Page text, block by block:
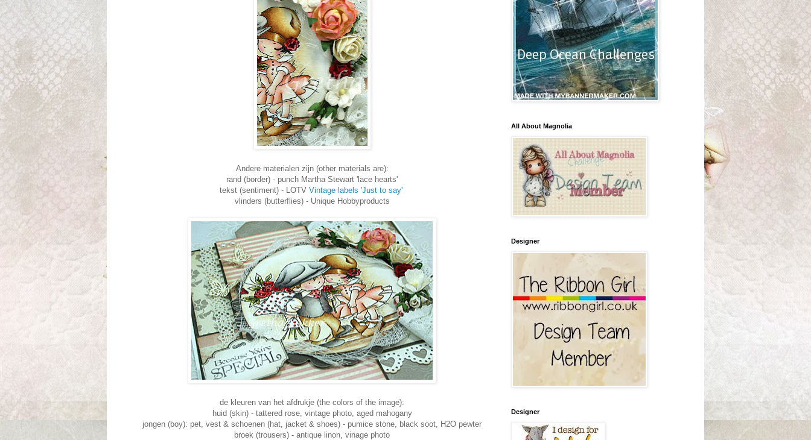
Andere materialen zijn (other materials are):
rand (border) - punch Martha Stewart 'lace hearts'
tekst (sentiment) - LOTV Vintage labels 'Just to say'
vlinders (butterflies) - Unique Hobbyproducts
de kleuren van het afdrukje (the colors of the image):
huid (skin) - tattered rose, vintage photo, aged mahogany
jongen (boy): pet, vest & schoenen (hat, jacket & shoes) - pumice stone, black soot, H2O pewter
broek (trousers) - antique linon, vinage photo
All About Magnolia
Designer
Designer